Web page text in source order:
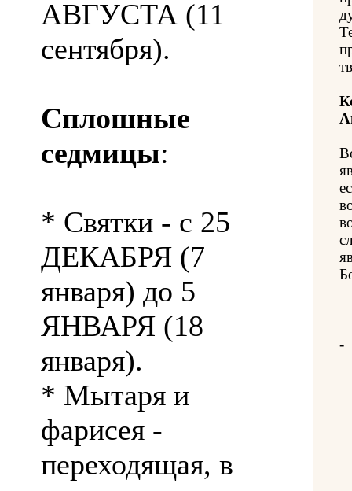
АВГУСТА (11
сентября).
Сплошные
седмицы:
* Святки - с 25
ДЕКАБРЯ (7
января) до 5
ЯНВАРЯ (18
января).
* Мытаря и
фарисея -
переходящая, в
-